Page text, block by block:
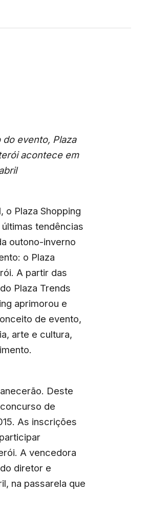
do evento, Plaza
acontece em
o Plaza Shopping
tendências
outono-inverno
o Plaza
A partir das
Plaza Trends
aprimorou e
de evento,
arte e cultura,
Deste
de
As inscrições
A vencedora
diretor e
na passarela que